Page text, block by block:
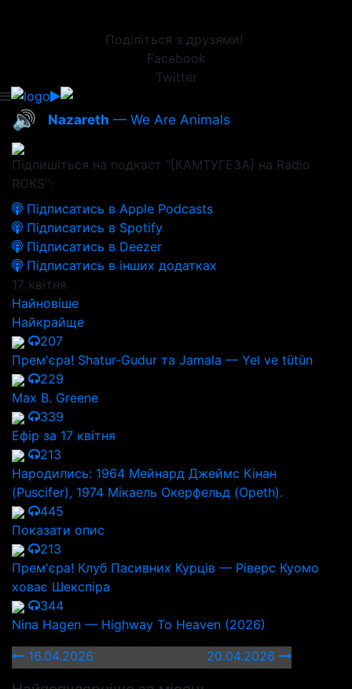
Поділіться з друзями!
Facebook
Twitter
🔊 Nazareth — We Are Animals
Підпишіться на подкаст "[КАМТУГЕЗА] на Radio
ROKS":
Підписатись в Apple Podcasts
Підписатись в Spotify
Підписатись в Deezer
Підписатись в інших додатках
17 квітня
Найновіше
Найкрайще
207
Прем'єра! Shatur-Gudur та Jamala — Yel ve tütün
229
Max B. Greene
339
Ефір за 17 квітня
213
Народились: 1964 Мейнард Джеймс Кінан
(Puscifer), 1974 Мікаель Окерфельд (Opeth).
445
Показати опис
213
Прем'єра! Клуб Пасивних Курців — Ріверс Куомо
ховає Шекспіра
344
Nina Hagen — Highway To Heaven (2026)
16.04.2026
20.04.2026